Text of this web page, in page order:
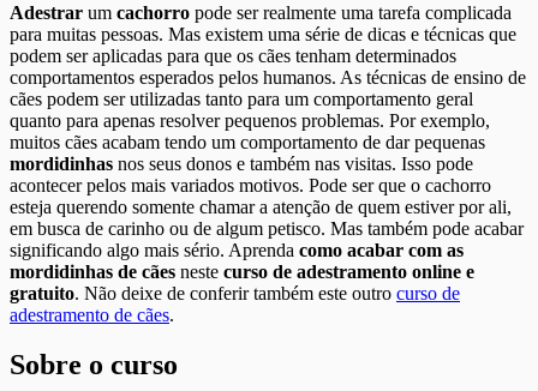
Adestrar um cachorro pode ser realmente uma tarefa complicada
para muitas pessoas. Mas existem uma série de dicas e técnicas que
podem ser aplicadas para que os cães tenham determinados
comportamentos esperados pelos humanos. As técnicas de ensino de
cães podem ser utilizadas tanto para um comportamento geral
quanto para apenas resolver pequenos problemas. Por exemplo,
muitos cães acabam tendo um comportamento de dar pequenas
mordidinhas nos seus donos e também nas visitas. Isso pode
acontecer pelos mais variados motivos. Pode ser que o cachorro
esteja querendo somente chamar a atenção de quem estiver por ali,
em busca de carinho ou de algum petisco. Mas também pode acabar
significando algo mais sério. Aprenda como acabar com as
mordidinhas de cães neste curso de adestramento online e
gratuito. Não deixe de conferir também este outro curso de
adestramento de cães.
Sobre o curso